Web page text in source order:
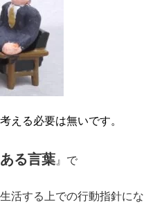
える必要は無いです。
る言葉 』で
活する上での行動指針にな